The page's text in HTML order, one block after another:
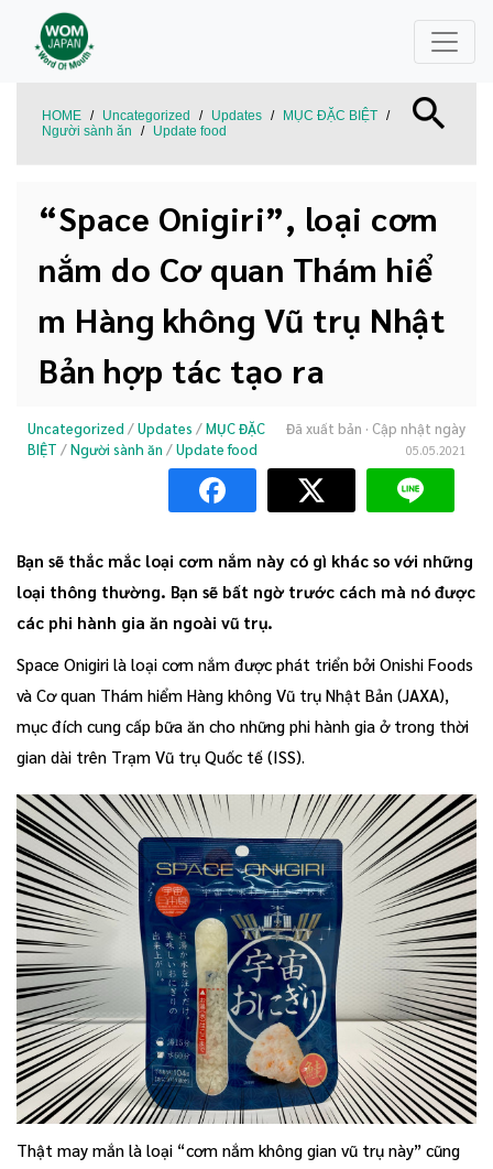
HOME / Uncategorized / Updates / MỤC ĐẶC BIỆT /
Người sành ăn
/ Update food
“Space Onigiri”, loại cơm
nắm do Cơ quan Thám hiể
m Hàng không Vũ trụ Nhật
Bản hợp tác tạo ra
Uncategorized /Updates /MỤC ĐẶC
BIỆT /Người sành ăn /Update food
Đã xuất bản · Cập nhật ngày
05.05.2021
Bạn sẽ thắc mắc loại cơm nắm này có gì khác so với những
loại thông thường. Bạn sẽ bất ngờ trước cách mà nó được
các phi hành gia ăn ngoài vũ trụ.
Space Onigiri là loại cơm nắm được phát triển bởi Onishi Foods
và Cơ quan Thám hiểm Hàng không Vũ trụ Nhật Bản (JAXA),
mục đích cung cấp bữa ăn cho những phi hành gia ở trong thời
gian dài trên Trạm Vũ trụ Quốc tế (ISS).
Thật may mắn là loại “cơm nắm không gian vũ trụ này” cũng